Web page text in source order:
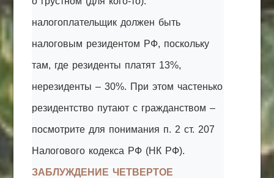
налогоплательщик должен быть
налоговым резидентом РФ, поскольку
там, где резиденты платят 13%,
нерезиденты – 30%. При этом частенько
резидентство путают с гражданством –
посмотрите для понимания п. 2 ст. 207
Налогового кодекса РФ (НК РФ).
ЗАБЛУЖДЕНИЕ ЧЕТВЕРТОЕ